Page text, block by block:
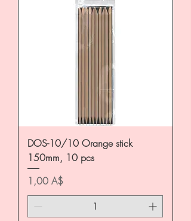
DOS-10/10 Orange stick
150mm, 10 pcs
Цена
1,00 A$